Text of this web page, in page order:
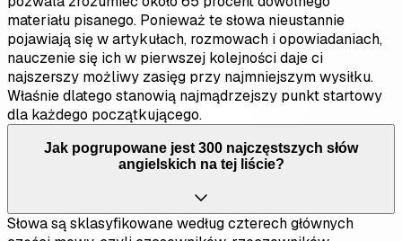
materiału pisanego. Ponieważ te słowa nieustannie
pojawiają się w artykułach, rozmowach i opowiadaniach,
nauczenie się ich w pierwszej kolejności daje ci
najszerszy możliwy zasięg przy najmniejszym wysiłku.
Właśnie dlatego stanowią najmądrzejszy punkt startowy
dla każdego początkującego.
Jak pogrupowane jest 300 najczęstszych słów
angielskich na tej liście?
Słowa są sklasyfikowane według czterech głównych